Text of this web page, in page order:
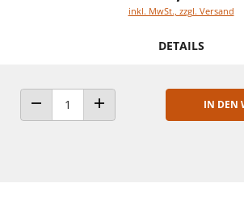
inkl. MwSt., zzgl. Versand
DETAILS
ANZAHL VERRINGERNANZAHL ERHÖHEN
IN DEN